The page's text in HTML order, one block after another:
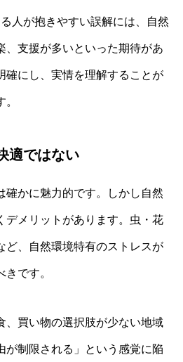
人が抱きやすい誤解には、自然
、支援が多いといった期待があ
確にし、実情を理解することが
適ではない
確かに魅力的です。しかし自然
デメリットがあります。虫・花
ど、自然環境特有のストレスが
です。
、買い物の選択肢が少ない地域
が制限される」という感覚に陥